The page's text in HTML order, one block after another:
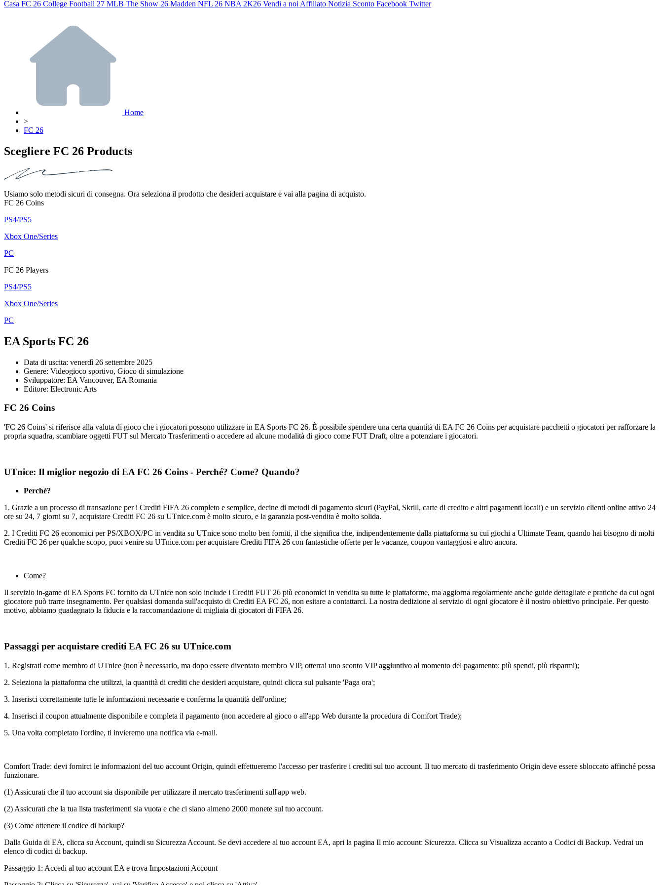
Casa FC 26 College Football 27 MLB The Show 26 Madden NFL 26 NBA 2K26 Vendi a noi Affiliato Notizia Sconto Facebook Twitter
Home
>
FC 26
Scegliere FC 26 Products
Usiamo solo metodi sicuri di consegna. Ora seleziona il prodotto che desideri acquistare e vai alla pagina di acquisto.
FC 26 Coins
PS4/PS5
Xbox One/Series
PC
FC 26 Players
PS4/PS5
Xbox One/Series
PC
EA Sports FC 26
Data di uscita: venerdì 26 settembre 2025
Genere: Videogioco sportivo, Gioco di simulazione
Sviluppatore: EA Vancouver, EA Romania
Editore: Electronic Arts
FC 26 Coins
'FC 26 Coins' si riferisce alla valuta di gioco che i giocatori possono utilizzare in EA Sports FC 26. È possibile spendere una certa quantità di EA FC 26 Coins per acquistare pacchetti o giocatori per rafforzare la
propria squadra, scambiare oggetti FUT sul Mercato Trasferimenti o accedere ad alcune modalità di gioco come FUT Draft, oltre a potenziare i giocatori.
UTnice: Il miglior negozio di EA FC 26 Coins - Perché? Come? Quando?
Perché?
1. Grazie a un processo di transazione per i Crediti FIFA 26 completo e semplice, decine di metodi di pagamento sicuri (PayPal, Skrill, carte di credito e altri pagamenti locali) e un servizio clienti online attivo 24
ore su 24, 7 giorni su 7, acquistare Crediti FC 26 su UTnice.com è molto sicuro, e la garanzia post-vendita è molto solida.
2. I Crediti FC 26 economici per PS/XBOX/PC in vendita su UTnice sono molto ben forniti, il che significa che, indipendentemente dalla piattaforma su cui giochi a Ultimate Team, quando hai bisogno di molti
Crediti FC 26 per qualche scopo, puoi venire su UTnice.com per acquistare Crediti FIFA 26 con fantastiche offerte per le vacanze, coupon vantaggiosi e altro ancora.
Come?
Il servizio in-game di EA Sports FC fornito da UTnice non solo include i Crediti FUT 26 più economici in vendita su tutte le piattaforme, ma aggiorna regolarmente anche guide dettagliate e pratiche da cui ogni
giocatore può trarre insegnamento. Per qualsiasi domanda sull'acquisto di Crediti EA FC 26, non esitare a contattarci. La nostra dedizione al servizio di ogni giocatore è il nostro obiettivo principale. Per questo
motivo, abbiamo guadagnato la fiducia e la raccomandazione di migliaia di giocatori di FIFA 26.
Passaggi per acquistare crediti EA FC 26 su UTnice.com
1. Registrati come membro di UTnice (non è necessario, ma dopo essere diventato membro VIP, otterrai uno sconto VIP aggiuntivo al momento del pagamento: più spendi, più risparmi);
2. Seleziona la piattaforma che utilizzi, la quantità di crediti che desideri acquistare, quindi clicca sul pulsante 'Paga ora';
3. Inserisci correttamente tutte le informazioni necessarie e conferma la quantità dell'ordine;
4. Inserisci il coupon attualmente disponibile e completa il pagamento (non accedere al gioco o all'app Web durante la procedura di Comfort Trade);
5. Una volta completato l'ordine, ti invieremo una notifica via e-mail.
Comfort Trade: devi fornirci le informazioni del tuo account Origin, quindi effettueremo l'accesso per trasferire i crediti sul tuo account. Il tuo mercato di trasferimento Origin deve essere sbloccato affinché possa
funzionare.
(1) Assicurati che il tuo account sia disponibile per utilizzare il mercato trasferimenti sull'app web.
(2) Assicurati che la tua lista trasferimenti sia vuota e che ci siano almeno 2000 monete sul tuo account.
(3) Come ottenere il codice di backup?
Dalla Guida di EA, clicca su Account, quindi su Sicurezza Account. Se devi accedere al tuo account EA, apri la pagina Il mio account: Sicurezza. Clicca su Visualizza accanto a Codici di Backup. Vedrai un
elenco di codici di backup.
Passaggio 1: Accedi al tuo account EA e trova Impostazioni Account